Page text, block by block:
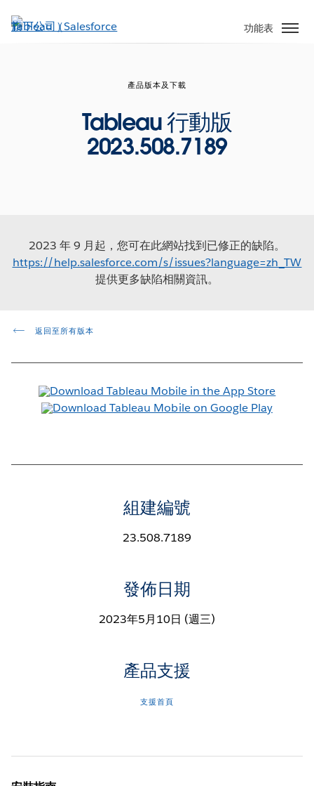
至
功能表
產品版本及下載
Tableau 行動版
2023.508.7189
2023 年 9 月起，您可在此網站找到已修正的缺陷。
https://help.salesforce.com/s/issues?language=zh_TW
提供更多缺陷相關資訊。
返回至所有版本
組建編號
23.508.7189
發佈日期
2023年5月10日 (週三)
產品支援
支援首頁